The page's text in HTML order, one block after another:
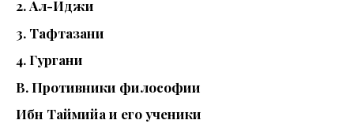
2. Ал-Иджи
3. Тафтазани
4. Гургани
В. Противники философии
Ибн Таймийа и его ученики